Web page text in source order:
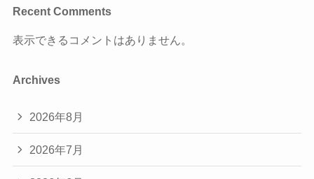
Recent Comments
表示できるコメントはありません。
Archives
2026年8月
2026年7月